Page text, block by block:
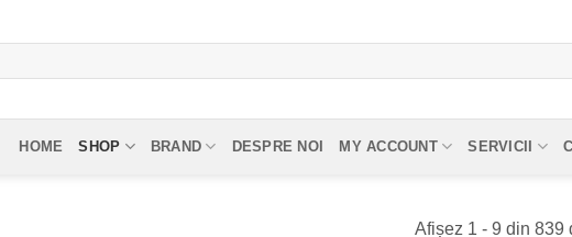
HOME SHOP BRAND DESPRE NOI MY ACCOUNT SERVICII
Afișez 1 - 9 din 839